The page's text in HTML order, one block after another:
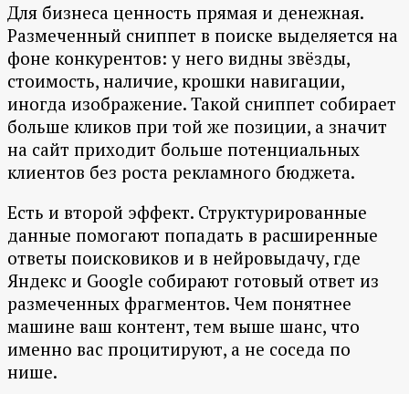
Для бизнеса ценность прямая и денежная.
Размеченный сниппет в поиске выделяется на
фоне конкурентов: у него видны звёзды,
стоимость, наличие, крошки навигации,
иногда изображение. Такой сниппет собирает
больше кликов при той же позиции, а значит
на сайт приходит больше потенциальных
клиентов без роста рекламного бюджета.
Есть и второй эффект. Структурированные
данные помогают попадать в расширенные
ответы поисковиков и в нейровыдачу, где
Яндекс и Google собирают готовый ответ из
размеченных фрагментов. Чем понятнее
машине ваш контент, тем выше шанс, что
именно вас процитируют, а не соседа по
нише.